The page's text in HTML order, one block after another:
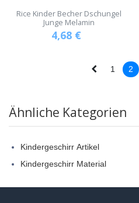
Rice Kinder Becher Dschungel
Junge Melamin
4,68 €
1 2
Ähnliche Kategorien
Kindergeschirr Artikel
Kindergeschirr Material